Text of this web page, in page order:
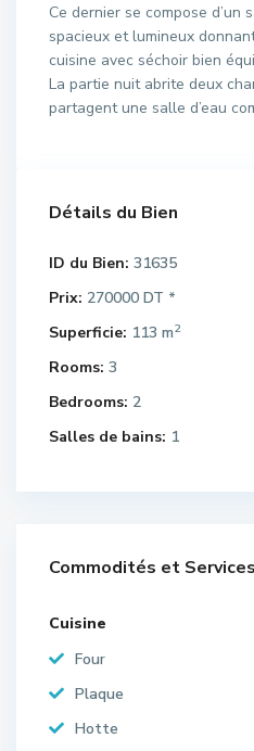
Ce dernier se compose d’un
spacieux et lumineux
cuisine avec séchoir bien
La partie nuit abrite deux
partagent une salle d’eau
Détails du Bien
ID du Bien: 31635
Prix: 270000 DT *
Superficie: 113 m2
Rooms: 3
Bedrooms: 2
Salles de bains: 1
Commodités et Services
Cuisine
Four
Plaque
Hotte